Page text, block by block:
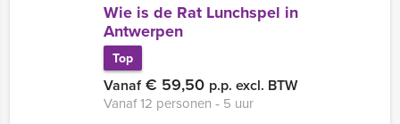
Wie is de Rat Lunchspel in
Antwerpen
Top
Vanaf€ 59,50 p.p. excl. BTW
Vanaf 12 personen ‐ 5 uur